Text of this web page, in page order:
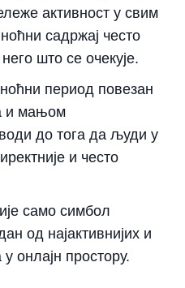
активност у свим
садржај често
што се очекује.
период повезан
и мањом
до тога да људи у
и често
само симбол
од најактивнијих и
у онлајн простору.